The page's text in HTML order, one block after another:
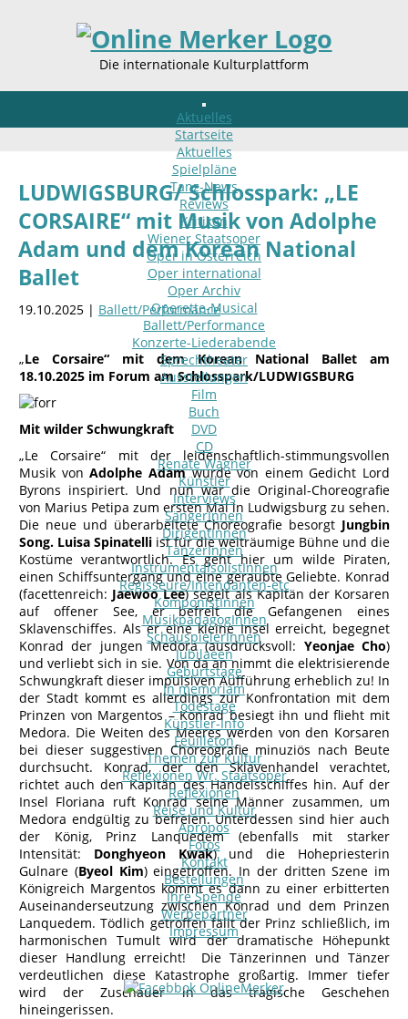
Die internationale Kulturplattform
Aktuelles
Startseite
Aktuelles
Spielpläne
Tanz-News
Reviews
Kritiken
Wiener Staatsoper
Oper in Österreich
Oper international
Oper Archiv
Operette-Musical
Ballett/Performance
Konzerte-Liederabende
Sprechtheater
Ausstellungen
Film
Buch
DVD
CD
Renate Wagner
Künstler
Interviews
SängerInnen
DirigentInnen
TänzerInnen
InstrumentalsolistInnen
Regisseure/Intendanten-etc
KomponistInnen
MusikpädagogInnen
SchauspielerInnen
Jubilaeen
Geburtstage
In memoriam
Todestage
Künstler-Info
Feuilleton
Themen zur Kultur
Reflexionen Wr. Staatsoper
Reflexionen
Reise und Kultur
Apropos
Fotos
Kontakt
Bestellungen
Ihre Spende
Werbepartner
Impressum
LUDWIGSBURG/ Schlosspark: „LE
CORSAIRE“ mit Musik von Adolphe
Adam und dem Korean National
Ballet
19.10.2025 | Ballett/Performance
„Le Corsaire“ mit dem Korean National Ballet am
18.10.2025 im Forum am Schlosspark/LUDWIGSBURG
Mit wilder Schwungkraft
„Le Corsaire“ mit der leidenschaftlich-stimmungsvollen
Musik vonAdolphe Adamwurde von einem Gedicht Lord
Byrons inspiriert. Und nun war die Original-Choreografie
von Marius Petipa zum ersten Mal in Ludwigsburg zu sehen.
Die neue und überarbeitete Choreografie besorgt Jungbin
Song. Luisa Spinatelli ist für die weiträumige Bühne und die
Kostüme verantwortlich. Es geht hier um wilde Piraten,
einen Schiffsuntergang und eine geraubte Geliebte. Konrad
(facettenreich: Jaewoo Lee) segelt als Kapitän der Korsaren
auf offener See, er befreit die Gefangenen eines
Sklavenschiffes. Als er eine kleine Insel erreicht, begegnet
Konrad der jungen Medora (ausdrucksvoll: Yeonjae Cho)
und verliebt sich in sie. Von da an nimmt die elektrisierende
Schwungkraft dieser impulsiven Aufführung erheblich zu! In
der Stadt kommt es allerdings zur Konfrontation mit dem
Prinzen von Margentos – Konrad besiegt ihn und flieht mit
Medora. Die Weiten des Meeres werden von den Korsaren
bei dieser suggestiven Choreografie minuziös nach Beute
durchsucht. Konrad, der den Sklavenhandel verachtet,
richtet auch den Kapitän des Handelsschiffes hin. Auf der
Insel Floriana ruft Konrad seine Männer zusammen, um
Medora endgültig zu befreien. Unterdessen sind hier auch
der König, Prinz Lanquedem (ebenfalls mit starker
Intensität: Donghyeon Kwak) und die Hohepriesterin
Gulnare (Byeol Kim) eingetroffen. In der dritten Szene im
Königreich Margentos kommt es dann zu einer erbitterten
Auseinanderseutzung zwischen Konrad und dem Prinzen
Lanquedem. Tödlich getroffen fällt der Prinz schließlich, im
harmonischen Tumult wird der dramatische Höhepunkt
dieser Handlung erreicht! Die Tänzerinnen und Tänzer
verdeutlichen diese Katastrophe großartig. Immer tiefer
wird der Zuschauer in das tragische Geschehen
hineingerissen.